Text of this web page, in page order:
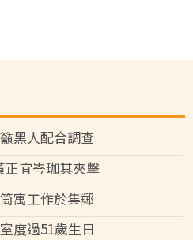
黑人配合調查
正宜岑珈其夾擊
寓工作於集郵
度過51歲生日